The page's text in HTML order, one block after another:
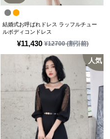
¥11,430 ¥12700(割引前)
結婚式お呼ばれドレス ラッフルチュー
ルボディコンドレス
人気